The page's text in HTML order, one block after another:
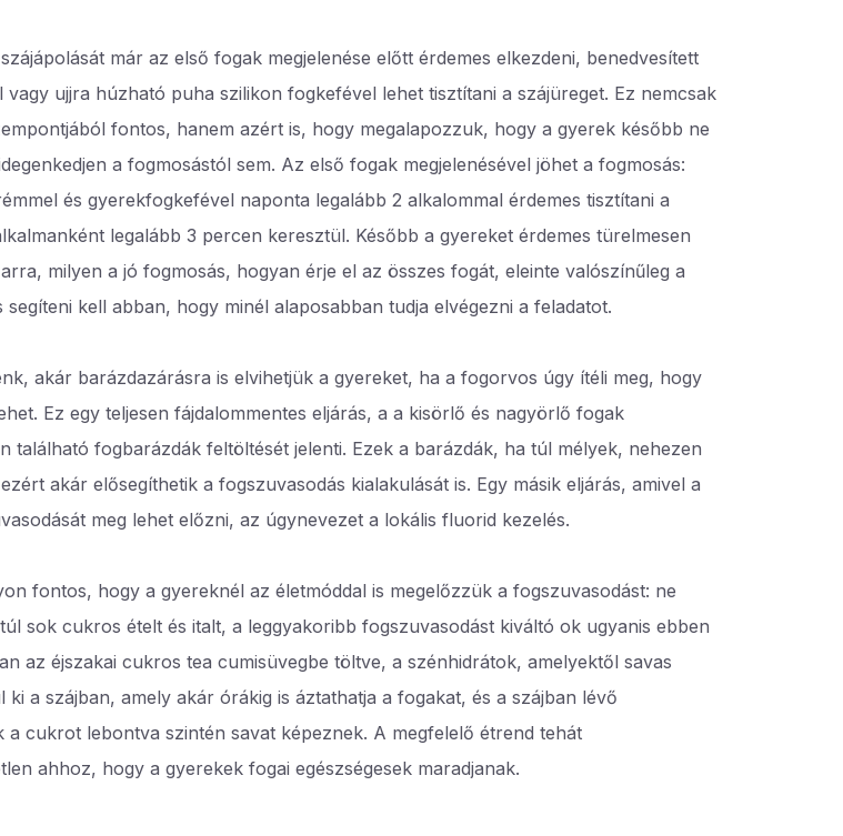
már az első fogak megjelenése előtt érdemes elkezdeni, benedvesített
vagy ujjra húzható puha szilikon fogkefével lehet tisztítani a szájüreget. Ez nemcsak
fontos, hanem azért is, hogy megalapozzuk, hogy a gyerek később ne
a fogmosástól sem. Az első fogak megjelenésével jöhet a fogmosás:
és gyerekfogkefével naponta legalább 2 alkalommal érdemes tisztítani a
legalább 3 percen keresztül. Később a gyereket érdemes türelmesen
milyen a jó fogmosás, hogyan érje el az összes fogát, eleinte valószínűleg a
segíteni kell abban, hogy minél alaposabban tudja elvégezni a feladatot.
akár barázdazárásra is elvihetjük a gyereket, ha a fogorvos úgy ítéli meg, hogy
Ez egy teljesen fájdalommentes eljárás, a a kisörlő és nagyörlő fogak
található fogbarázdák feltöltését jelenti. Ezek a barázdák, ha túl mélyek, nehezen
akár elősegíthetik a fogszuvasodás kialakulását is. Egy másik eljárás, amivel a
meg lehet előzni, az úgynevezet a lokális fluorid kezelés.
fontos, hogy a gyereknél az életmóddal is megelőzzük a fogszuvasodást: ne
sok cukros ételt és italt, a leggyakoribb fogszuvasodást kiváltó ok ugyanis ebben
az éjszakai cukros tea cumisüvegbe töltve, a szénhidrátok, amelyektől savas
ki a szájban, amely akár órákig is áztathatja a fogakat, és a szájban lévő
a cukrot lebontva szintén savat képeznek. A megfelelő étrend tehát
ahhoz, hogy a gyerekek fogai egészségesek maradjanak.